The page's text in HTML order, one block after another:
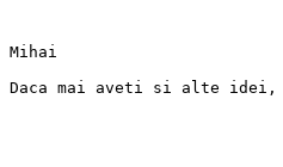
Mihai
Daca mai aveti si alte idei,